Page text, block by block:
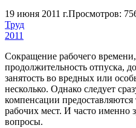
19 июня 2011 г.Просмотров:
Труд
2011
Сокращение рабочего
продолжительность отпуска,
занятость во вредных или
несколько. Однако следует
компенсации
рабочих мест. И часто именно
вопросы.